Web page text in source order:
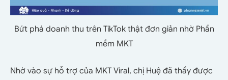
Bứt phá doanh thu trên TikTok thật đơn giản nhờ Phần
mềm MKT
Nhờ vào sự hỗ trợ của MKT Viral, chị Huệ đã thấy được